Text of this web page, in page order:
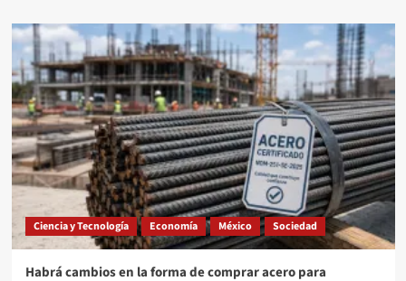
Ciencia y Tecnología Economía México Sociedad
Habrá cambios en la forma de comprar acero para